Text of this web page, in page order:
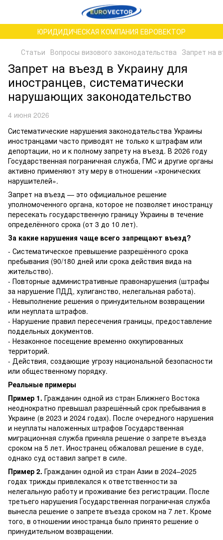
ЮРИДИДИЧЕСКАЯ КОМПАНИЯ ЕВРОВЕКТОР
Статьи Вопросы визового законодательства Запрет на
Запрет на въезд в Украину для
иностранцев, систематически
нарушающих законодательство
4 июня 2026
Систематические нарушения законодательства Украины
иностранцами часто приводят не только к штрафам или
депортации, но и к полному запрету на въезд. В 2026 году
Государственная пограничная служба, ГМС и другие органы
активно применяют эту меру в отношении «хронических
нарушителей».
Запрет на въезд — это официальное решение
уполномоченного органа, которое не позволяет иностранцу
пересекать государственную границу Украины в течение
определённого срока (от 3 до 10 лет).
За какие нарушения чаще всего запрещают въезд?
- Систематическое превышение разрешённого срока
пребывания (90/180 дней или срока действия вида на
жительство).
- Повторные административные правонарушения (штрафы
за нарушение ПДД, хулиганство, нелегальная работа).
- Невыполнение решения о принудительном возвращении
или неуплата штрафов.
- Нарушение правил пересечения границы, предоставление
поддельных документов.
- Незаконное посещение временно оккупированных
территорий.
- Действия, создающие угрозу национальной безопасности
или общественному порядку.
Реальные примеры
Пример 1. Гражданин одной из стран Ближнего Востока
неоднократно превышал разрешённый срок пребывания в
Украине (в 2023 и 2024 годах). После очередного нарушения
и неуплаты наложенных штрафов Государственная
миграционная служба приняла решение о запрете въезда
сроком на 5 лет. Иностранец обжаловал решение в суде,
однако суд оставил запрет в силе.
Пример 2. Гражданин одной из стран Азии в 2024–2025
годах трижды привлекался к ответственности за
нелегальную работу и проживание без регистрации. После
третьего нарушения Государственная пограничная служба
вынесла решение о запрете въезда сроком на 7 лет. Кроме
того, в отношении иностранца было принято решение о
принудительном возвращении.